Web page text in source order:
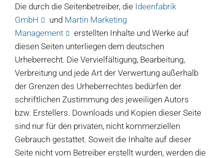
Die durch die Seitenbetreiber, die Ideenfabrik
GmbH
und Martin Marketing
Management
erstellten Inhalte und Werke auf
diesen Seiten unterliegen dem deutschen
Urheberrecht. Die Vervielfältigung, Bearbeitung,
Verbreitung und jede Art der Verwertung außerhalb
der Grenzen des Urheberrechtes bedürfen der
schriftlichen Zustimmung des jeweiligen Autors
bzw. Erstellers. Downloads und Kopien dieser Seite
sind nur für den privaten, nicht kommerziellen
Gebrauch gestattet. Soweit die Inhalte auf dieser
Seite nicht vom Betreiber erstellt wurden, werden die